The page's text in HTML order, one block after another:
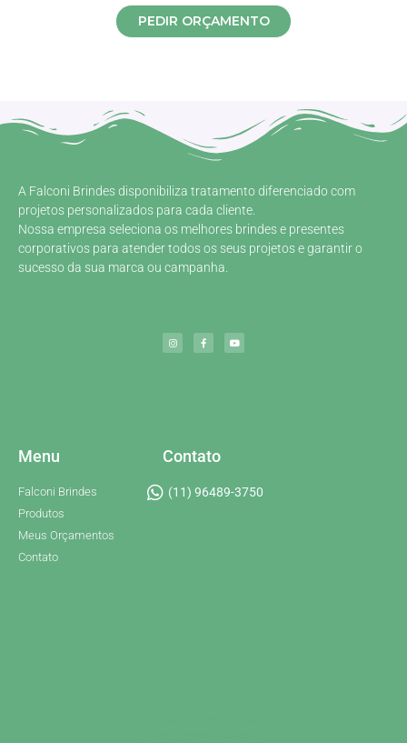
PEDIR ORÇAMENTO
A Falconi Brindes disponibiliza tratamento diferenciado com
projetos personalizados para cada cliente.
Nossa empresa seleciona os melhores brindes e presentes
corporativos para atender todos os seus projetos e garantir o
sucesso da sua marca ou campanha.
Menu
Falconi Brindes
Produtos
Meus Orçamentos
Contato
Contato
(11) 96489-3750